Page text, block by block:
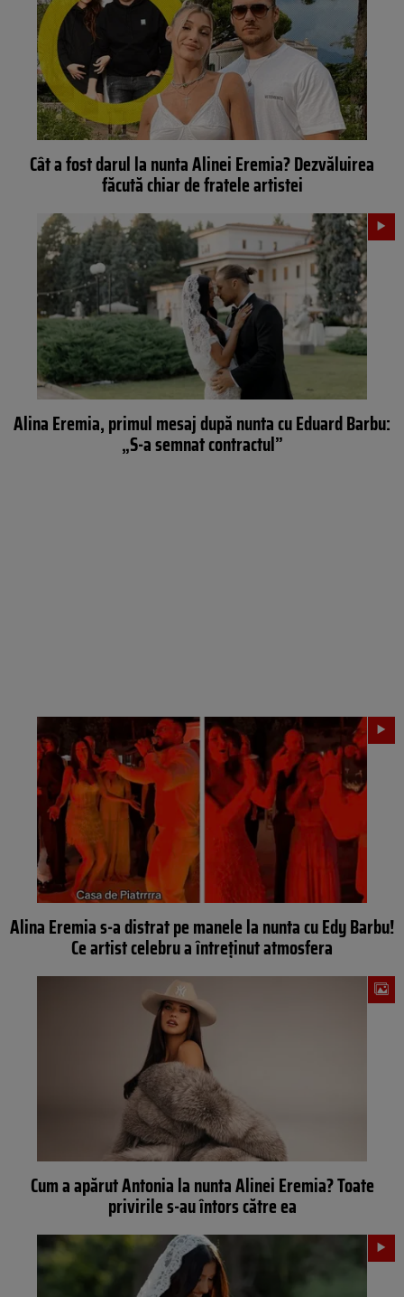
Cât a fost darul la nunta Alinei Eremia? Dezvăluirea
făcută chiar de fratele artistei
Alina Eremia, primul mesaj după nunta cu Eduard Barbu:
„S-a semnat contractul”
Alina Eremia s-a distrat pe manele la nunta cu Edy Barbu!
Ce artist celebru a întreținut atmosfera
Cum a apărut Antonia la nunta Alinei Eremia? Toate
privirile s-au întors către ea